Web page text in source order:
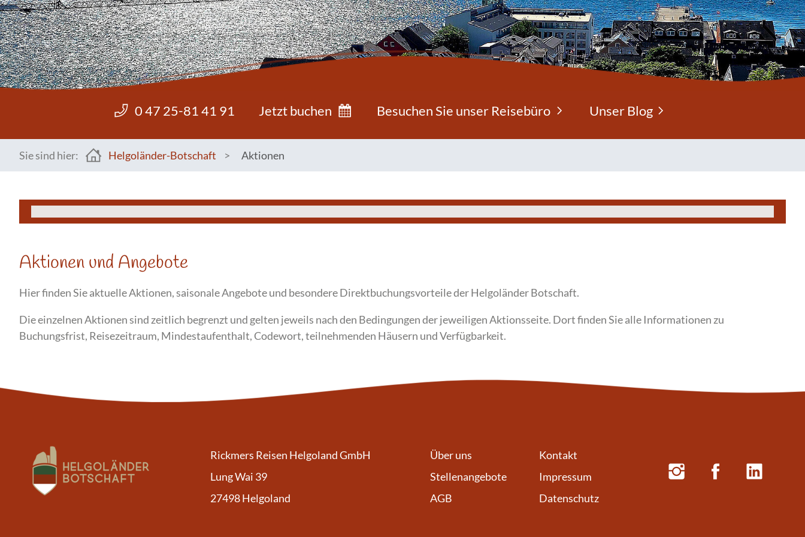
0 47 25-81 41 91 Jetzt buchen Besuchen Sie unser Reisebüro Unser Blog
You are here:
Sie sind hier: Helgoländer-Botschaft > Aktionen
Aktionen und Angebote
Hier finden Sie aktuelle Aktionen, saisonale Angebote und besondere Direktbuchungsvorteile der Helgoländer Botschaft.
Die einzelnen Aktionen sind zeitlich begrenzt und gelten jeweils nach den Bedingungen der jeweiligen Aktionsseite. Dort finden Sie alle Informationen zu
Buchungsfrist, Reisezeitraum, Mindestaufenthalt, Codewort, teilnehmenden Häusern und Verfügbarkeit.
Rickmers Reisen Helgoland GmbH
Lung Wai 39
27498 Helgoland
Über uns
Kontakt
Stellenangebote
Impressum
AGB
Datenschutz